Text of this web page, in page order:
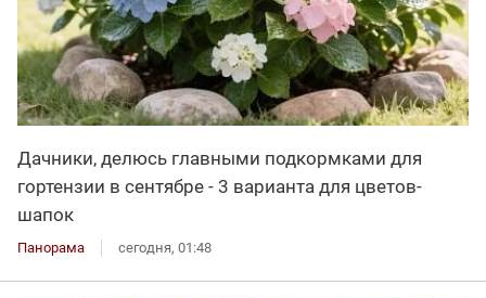
Дачники, делюсь главными подкормками для
гортензии в сентябре - 3 варианта для цветов-
шапок
Панорама сегодня, 01:48